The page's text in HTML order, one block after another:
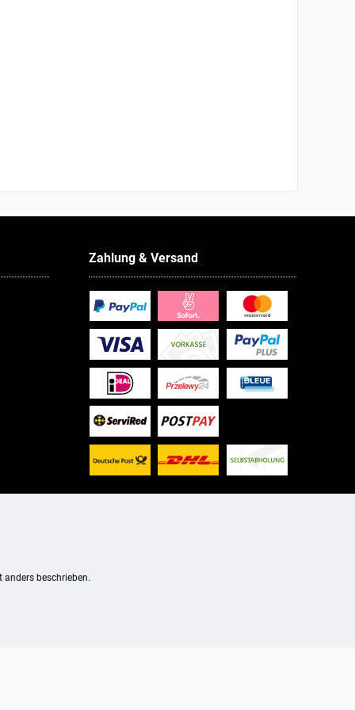
Zahlung & Versand
beschrieben.